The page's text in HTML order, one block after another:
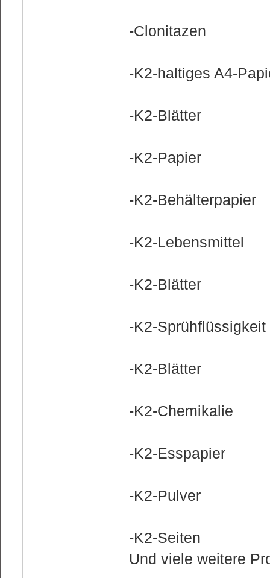
-Clonitazen
-K2-haltiges A4-
-K2-Blätter
-K2-Papier
-K2-Behälterpapier
-K2-Lebensmittel
-K2-Blätter
-K2-Sprühflüssigkeit
-K2-Blätter
-K2-Chemikalie
-K2-Esspapier
-K2-Pulver
-K2-Seiten
Und viele weitere